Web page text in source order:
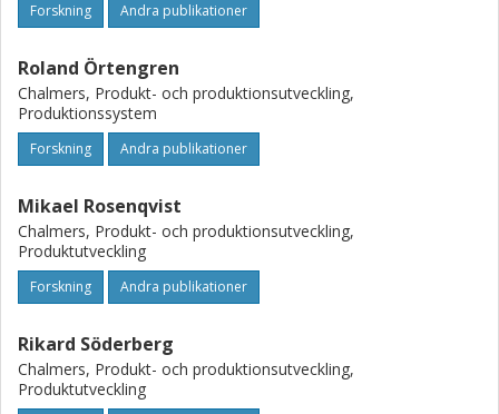
Forskning Andra publikationer
Roland Örtengren
Chalmers, Produkt- och produktionsutveckling,
Produktionssystem
Forskning Andra publikationer
Mikael Rosenqvist
Chalmers, Produkt- och produktionsutveckling,
Produktutveckling
Forskning Andra publikationer
Rikard Söderberg
Chalmers, Produkt- och produktionsutveckling,
Produktutveckling